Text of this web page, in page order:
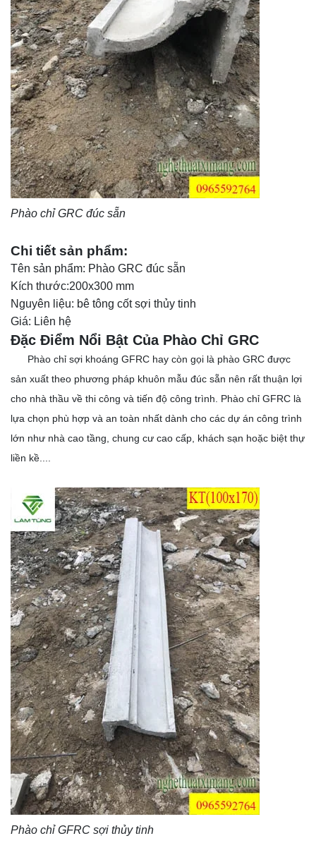
Phào chỉ GRC đúc sẵn
Chi tiết sản phẩm:
Tên sản phẩm: Phào GRC đúc sẵn
Kích thước:200x300 mm
Nguyên liệu: bê tông cốt sợi thủy tinh
Giá: Liên hệ
Đặc Điểm Nổi Bật Của Phào Chỉ GRC
Phào chỉ sợi khoáng GFRC hay còn gọi là phào GRC được
sản xuất theo phương pháp khuôn mẫu đúc sẵn nên rất thuận lợi
cho nhà thầu về thi công và tiến độ công trình. Phào chỉ GFRC là
lựa chọn phù hợp và an toàn nhất dành cho các dự án công trình
lớn như nhà cao tầng, chung cư cao cấp, khách sạn hoặc biệt thự
liền kề....
Phào chỉ GFRC sợi thủy tinh